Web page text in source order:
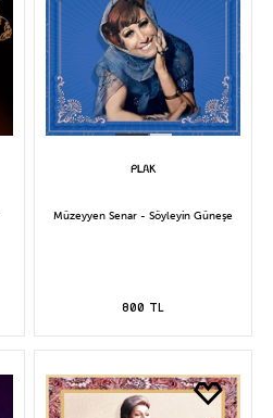
Müzeyyen Senar - Söyleyin Güneşe
800 TL